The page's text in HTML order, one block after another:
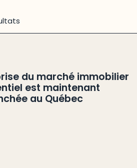
du marché immobilier
est maintenant
au Québec